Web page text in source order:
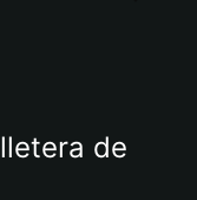
de